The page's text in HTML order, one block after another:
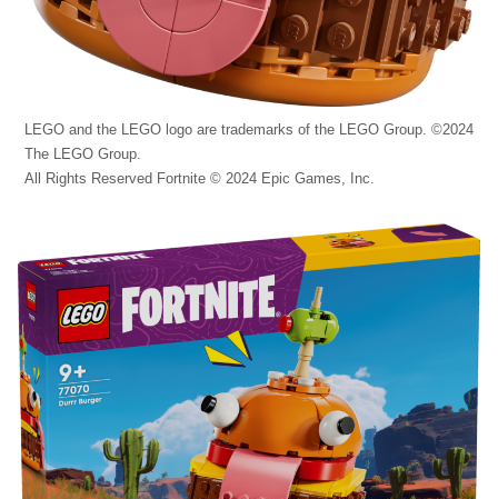
LEGO and the LEGO logo are trademarks of the LEGO Group. ©2024
The LEGO Group.
All Rights Reserved Fortnite © 2024 Epic Games, Inc.